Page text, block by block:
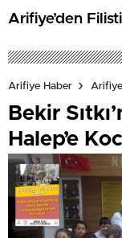
Arifiye Haber
Bekir
Halep’e